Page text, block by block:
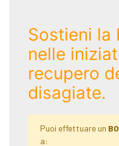
Sostieni la
nelle
recupero
disagiate.
Puoi effettuare un
a: